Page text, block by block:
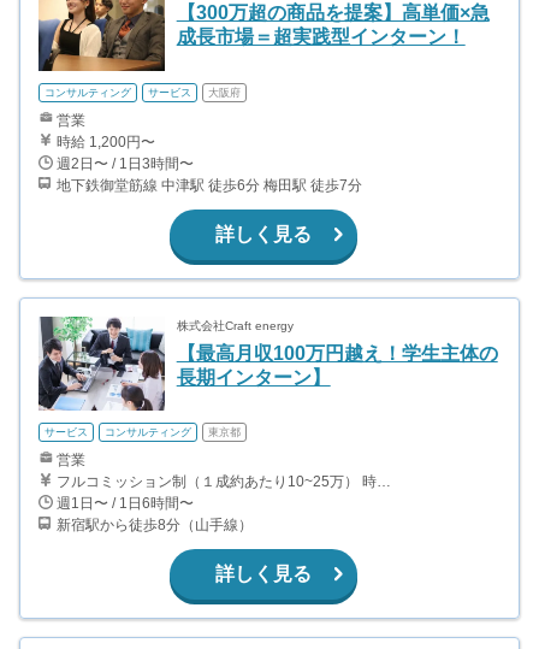
【300万超の商品を提案】高単価×急
成長市場＝超実践型インターン！
コンサルティング サービス 大阪府
営業
時給 1,200円〜
週2日〜 / 1日3時間〜
地下鉄御堂筋線 中津駅 徒歩6分 梅田駅 徒歩7分
詳しく見る
株式会社Craft energy
【最高月収100万円越え！学生主体の
長期インターン】
サービス コンサルティング 東京都
営業
フルコミッション制（１成約あたり10~25万） 時給換算で（2000円〜2500円）程度が目安となります。 月100万を稼ぐ学生多数在籍しています。 ■収入例 〇入社1か月目（早稲田大学2年生） 役職：アポインター 月間1契約×10万円＝10万円 ＋交通費 〇入社3か月目（明治大学2年生） 役職：アポインター 月間2契約×13万円＝26万円 ＋交通費 〇入社6か月目（慶應義塾大学3年生） 役職：アポインター 月間5契約×15万円＝75万円 ＋交通費 〇入社15か月目（東京大学3年生） 役職：クローザー 月間3契約×25万=75万円 ＋交通費 交通費支給あり
週1日〜 / 1日6時間〜
新宿駅から徒歩8分（山手線）
詳しく見る